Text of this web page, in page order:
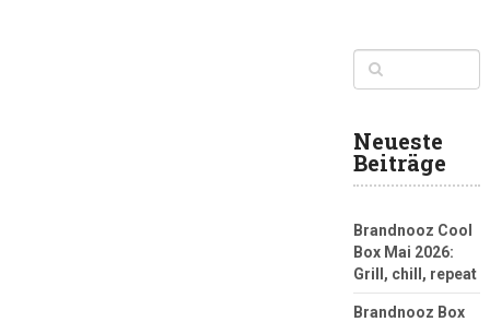
Neueste
Beiträge
Brandnooz Cool
Box Mai 2026:
Grill, chill, repeat
Brandnooz Box